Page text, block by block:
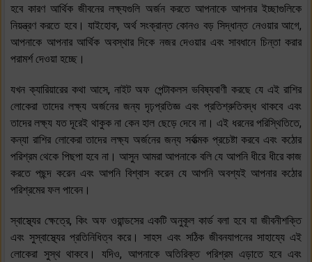
হবে কারণ আর্থিক জীবনের লক্ষ্যগুলি অর্জন করতে আপনাকে আপনার ইচ্ছাগুলিকে
নিয়ন্ত্রণ করতে হবে। যাইহোক, অর্থ সংক্রান্ত কোনও বড় সিদ্ধান্ত নেওয়ার আগে,
আপনাকে আপনার আর্থিক অবস্থার দিকে নজর দেওয়ার এবং সাবধানে চিন্তা করার
পরামর্শ দেওয়া হচ্ছে।
যখন ক্যারিয়ারের কথা আসে, নাইট অফ পেন্টাকলস ভবিষ্যবাণী করছে যে এই রাশির
লোকেরা তাদের লক্ষ্য অর্জনের জন্য দৃঢ়প্রতিজ্ঞ এবং প্রতিশ্রুতিবদ্ধ থাকবে এবং
তাদের লক্ষ্য যত দূরেই থাকুক না কেন হাল ছেড়ে দেবে না। এই ধরনের পরিস্থিতিতে,
কন্যা রাশির লোকেরা তাদের লক্ষ্য অর্জনের জন্য সর্বাত্মক প্রচেষ্টা করবে এবং কঠোর
পরিশ্রম থেকে পিছপা হবে না। আসুন আমরা আপনাকে বলি যে আপনি ধীরে ধীরে কাজ
করতে পছন্দ করেন এবং আপনি বিশ্বাস করেন যে আপনি অবশ্যই আপনার কঠোর
পরিশ্রমের ফল পাবেন।
স্বাস্থ্যের ক্ষেত্রে, কিং অফ ওয়ান্ডসের একটি অনুকূল কার্ড বলা হবে যা জীবনীশক্তি
এবং সুস্বাস্থ্যের প্রতিনিধিত্ব করে। সাহস এবং সঠিক জীবনযাপনের সাহায্যে এই
লোকেরা সুস্থ থাকবে। যদিও, আপনাকে অতিরিক্ত পরিশ্রম এড়াতে হবে এবং